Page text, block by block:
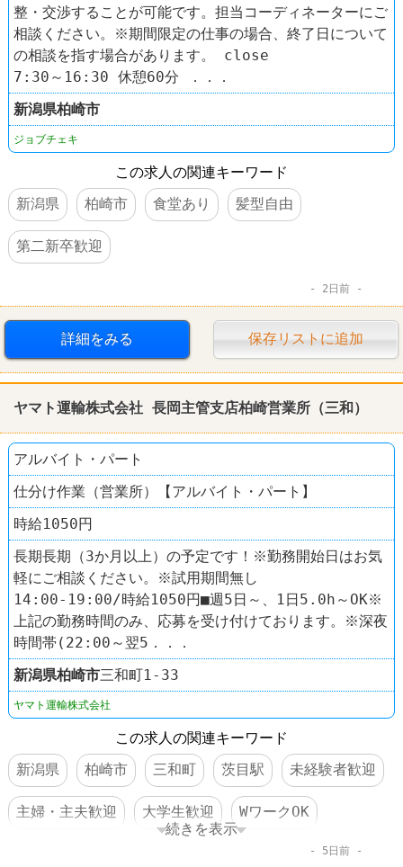
整・交渉することが可能です。担当コーディネーターにご
相談ください。※期間限定の仕事の場合、終了日について
の相談を指す場合があります。 close
7:30～16:30 休憩60分 ．．．
新潟県柏崎市
ジョブチェキ
この求人の関連キーワード
新潟県
柏崎市 食堂あり 髪型自由
第二新卒歓迎
2日前
詳細をみる 保存リストに追加
ヤマト運輸株式会社 長岡主管支店柏崎営業所（三和）
アルバイト・パート
仕分け作業（営業所）【アルバイト・パート】
時給1050円
長期長期（3か月以上）の予定です！※勤務開始日はお気
軽にご相談ください。※試用期間無し
14:00-19:00/時給1050円■週5日～、1日5.0h～OK※
上記の勤務時間のみ、応募を受け付けております。※深夜
時間帯(22:00～翌5．．．
新潟県柏崎市三和町1-33
ヤマト運輸株式会社
この求人の関連キーワード
新潟県
柏崎市 三和町 茨目駅 未経験者歓迎
主婦・主夫歓迎 大学生歓迎 WワークOK
ヤマト運輸
続きを表示
5日前